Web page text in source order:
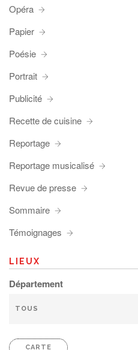
Opéra
Papier
Poésie
Portrait
Publicité
Recette de cuisine
Reportage
Reportage musicalisé
Revue de presse
Sommaire
Témoignages
LIEUX
Département
CARTE